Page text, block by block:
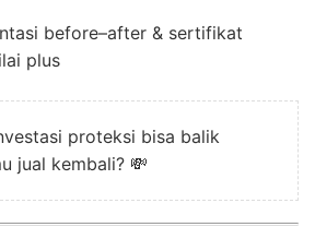
before–after & sertifikat
plus
proteksi bisa balik
jual kembali? 💸